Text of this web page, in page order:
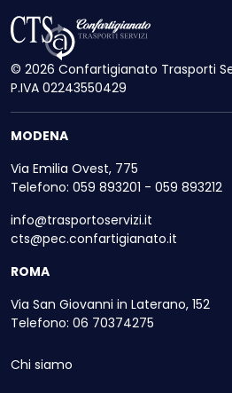
© 2026 Confartigianato Trasporti
P.IVA 02243550429
MODENA
Via Emilia Ovest, 775
Telefono: 059 893201 - 059 893212
info@trasportoservizi.it
cts@pec.confartigianato.it
ROMA
Via San Giovanni in Laterano, 152
Telefono: 06 70374275
Chi siamo